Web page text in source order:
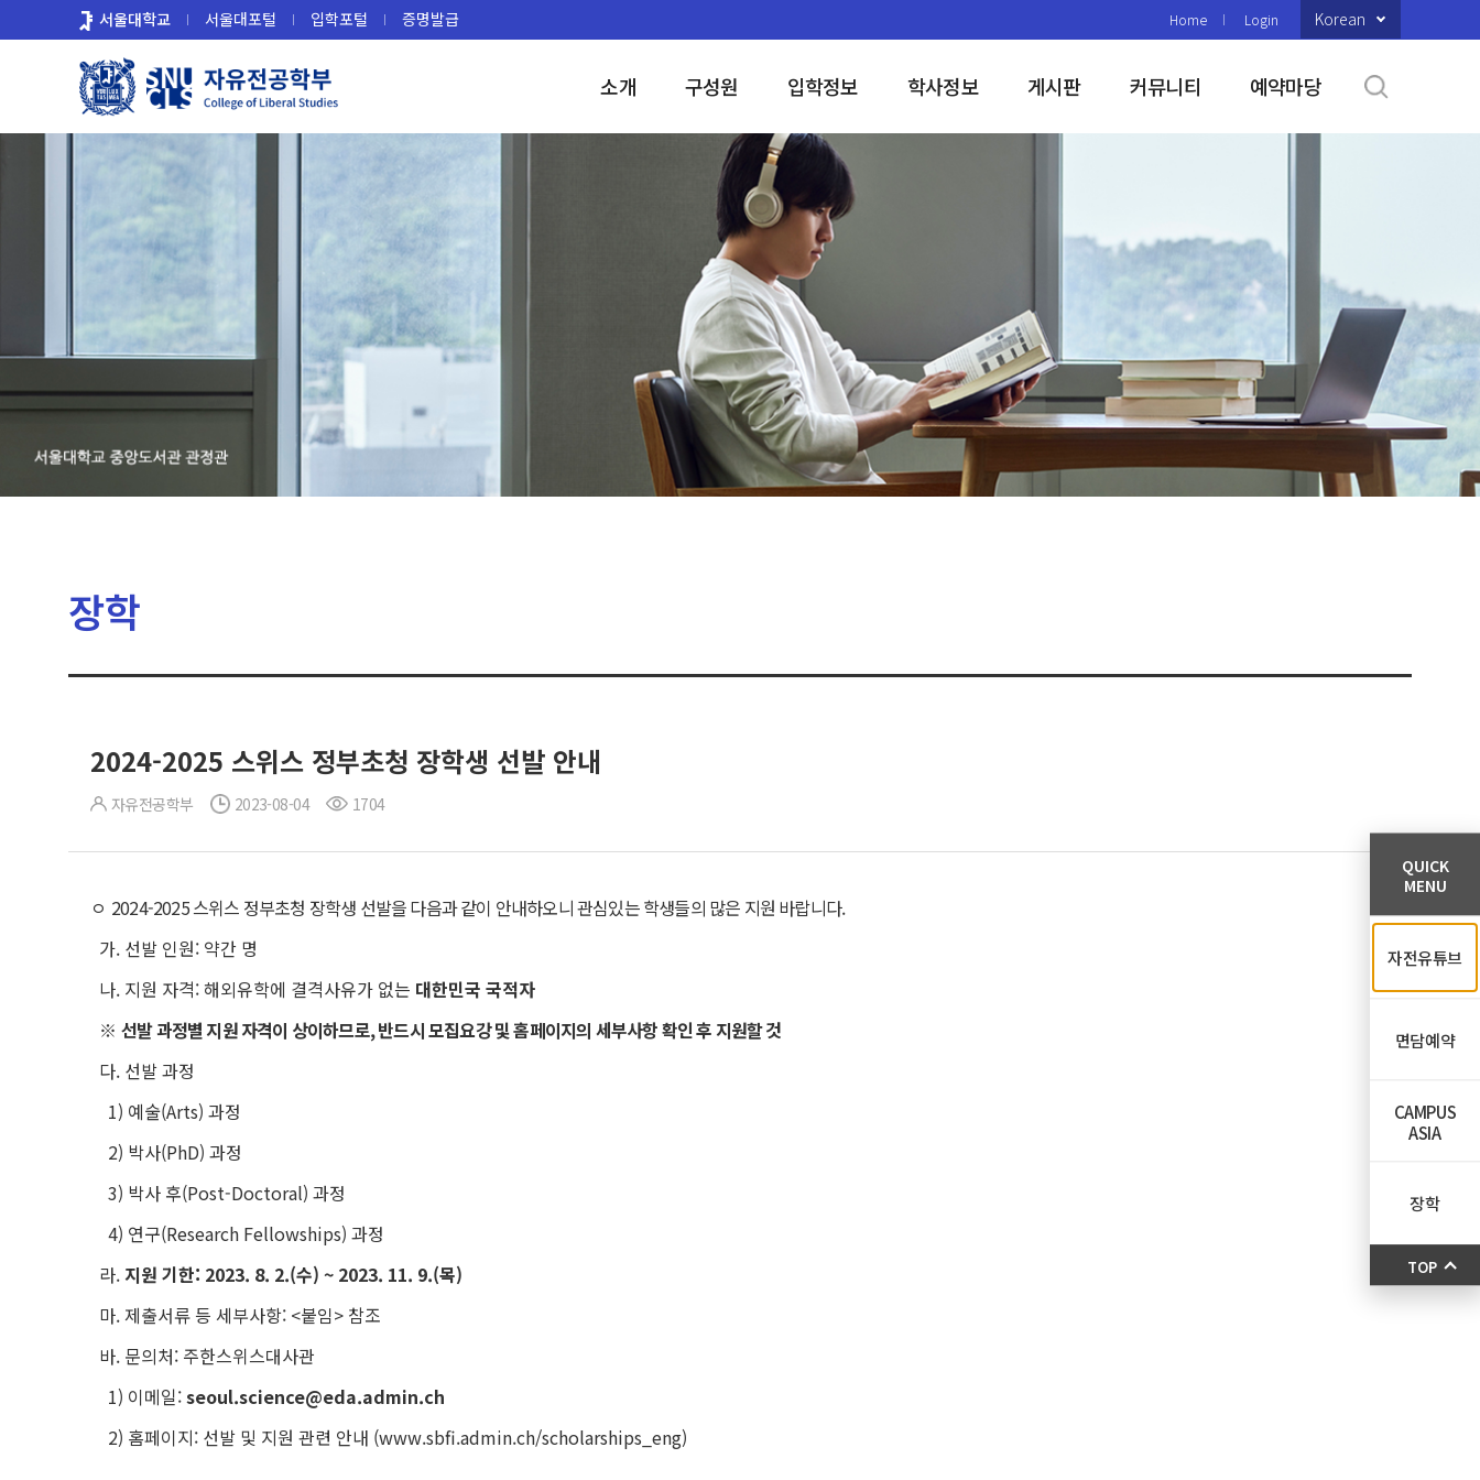
로
서울대학교 서울대포털 입학포털 증명발급 Home Login Korean
소개 구성원 입학정보 학사정보 게시판 커뮤니티 예약마당
장학
2024-2025 스위스 정부초청 장학생 선발 안내
자유전공학부 2023-08-04 1704
ㅇ 2024-2025 스위스 정부초청 장학생 선발을 다음과 같이 안내하오니 관심있는 학생들의 많은 지원 바랍니다.
가. 선발 인원: 약간 명
나. 지원 자격: 해외유학에 결격사유가 없는 대한민국 국적자
※ 선발 과정별 지원 자격이 상이하므로, 반드시 모집요강 및 홈페이지의 세부사항 확인 후 지원할 것
다. 선발 과정
1) 예술(Arts) 과정
2) 박사(PhD) 과정
3) 박사 후(Post-Doctoral) 과정
4) 연구(Research Fellowships) 과정
라. 지원 기한: 2023. 8. 2.(수) ~ 2023. 11. 9.(목)
마. 제출서류 등 세부사항: <붙임> 참조
바. 문의처: 주한스위스대사관
1) 이메일:seoul.science@eda.admin.ch
2) 홈페이지: 선발 및 지원 관련 안내 (www.sbfi.admin.ch/scholarships_eng)
QUICK
MENU
자전유튜브
면담예약
CAMPUS
ASIA
장학
TOP